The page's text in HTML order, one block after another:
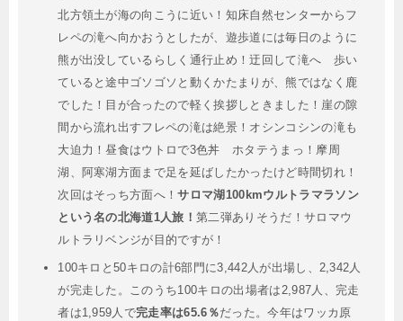
北方領土が海の向こうに近い！知床自然センターからフ
レペの滝へ向かおうとしたが、遊歩道には毎日のように
熊が出没しているらしく通行止め！迂回して滝へ 歩い
ていると途中ゴソゴソと動くかたまりが、熊ではなく鹿
でした！目が合ったので軽く挨拶しときました！崖の隙
間から流れ出すフレペの滝は絶景！オシンコシンの滝も
大迫力！昼食はウトロで3色丼 ホタテうまっ！摩周
湖、阿寒湖方面まで足を延ばしたかったけど時間切れ！
次回はそっち方面へ！サロマ湖100kmウルトラマラソン
という名の北海道1人旅！第二弾ありそうだ！サロマウ
ルトラリベンジが目的ですが！
100キロと50キロの計6部門に3,442人が出場し、2,342人
が完走した。このうち100キロの出場者は2,987人、完走
者は1,959人で完走率は65.6％だった。今年はワッカ原